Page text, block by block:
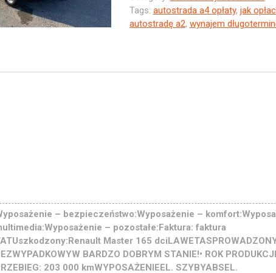
Tags: autostrada a4 opłaty, jak
autostradę a2, wynajem
– bezpieczeństwo:Wyposażenie –
– pozostałe:Faktura: faktura
Master 165
BARDZO DOBRYM STANIE!• ROK
203 000 kmWYPOSAŻENIEEL. SZYBYABSEL.